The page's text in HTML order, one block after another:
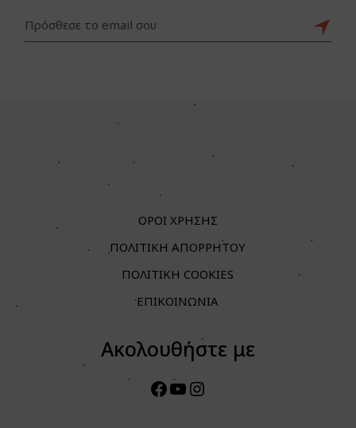
ΟΡΟΙ ΧΡΗΣΗΣ
ΠΟΛΙΤΙΚΗ ΑΠΟΡΡΗΤΟΥ
ΠΟΛΙΤΙΚΗ COOKIES
ΕΠΙΚΟΙΝΩΝΙΑ
Ακολουθήστε με
Facebook
YouTube
Instagram